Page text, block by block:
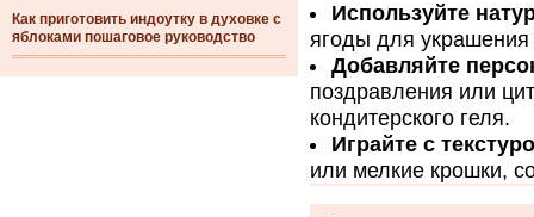
Как приготовить индоутку в духовке с
яблоками пошаговое руководство
Используйте
ягоды для украшения
Добавляйте
поздравления или
кондитерского геля.
Играйте с
или мелкие крошки,